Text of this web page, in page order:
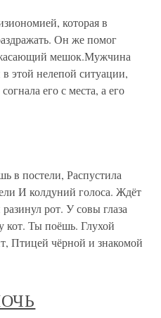
которая в
Он же помог
мешок.Мужчина
этой нелепой ситуации,
его с места, а его
постели, Распустила
И колдуний голоса. Ждёт
рот. У совы глаза
кот. Ты поёшь. Глухой
Птицей чёрной и знакомой